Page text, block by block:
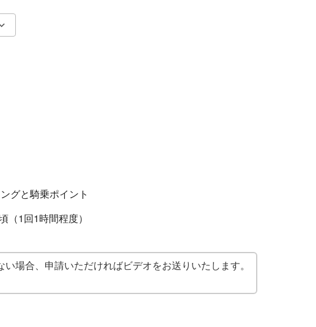
グと騎乗ポイント
1回1時間程度）
い場合、申請いただければビデオをお送りいたします。